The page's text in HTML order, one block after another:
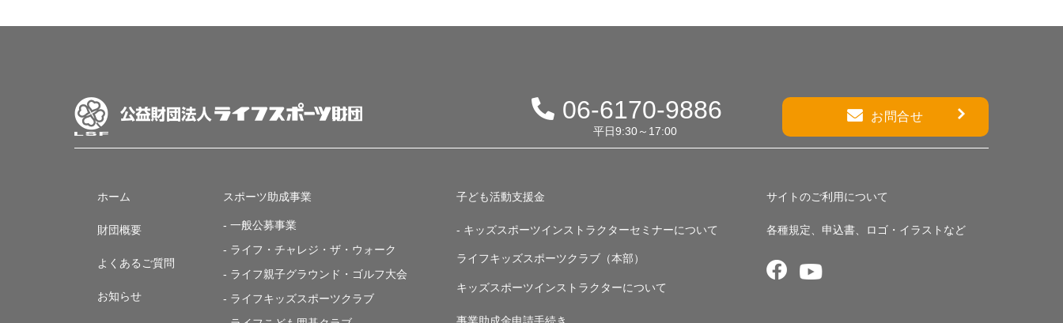
06-6170-9886
平日9:30～17:00
お問合せ
ホーム
財団概要
よくあるご質問
お知らせ
スポーツ助成事業
- 一般公募事業
- ライフ・チャレジ・ザ・ウォーク
- ライフ親子グラウンド・ゴルフ大会
- ライフキッズスポーツクラブ
子ども活動支援金
- キッズスポーツインストラクターセミナーについて
ライフキッズスポーツクラブ（本部）
キッズスポーツインストラクターについて
サイトのご利用について
各種規定、申込書、ロゴ・イラストなど